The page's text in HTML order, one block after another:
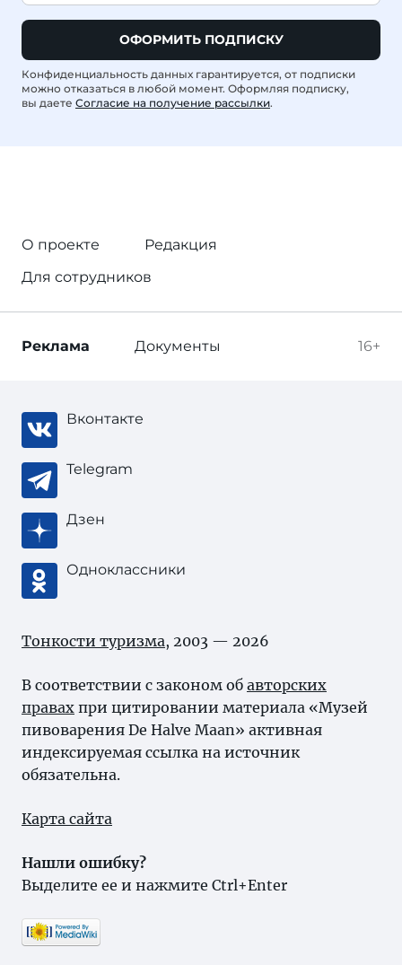
ОФОРМИТЬ ПОДПИСКУ
Конфиденциальность данных гарантируется, от подписки
можно отказаться в любой момент. Оформляя подписку,
вы даете Согласие на получение рассылки.
О проекте
Редакция
Для сотрудников
16+
Реклама Документы
Вконтакте
Telegram
Дзен
Одноклассники
Тонкости туризма, 2003 — 2026
В соответствии с законом об авторских
правах при цитировании материала «Музей
пивоварения De Halve Maan» активная
индексируемая ссылка на источник
обязательна.
Карта сайта
Нашли ошибку?
Выделите ее и нажмите Ctrl+Enter